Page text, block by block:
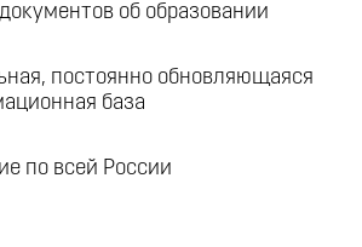
об образовании
постоянно обновляющаяся
база
по всей России